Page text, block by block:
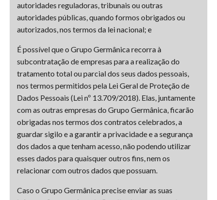
autoridades reguladoras, tribunais ou outras
autoridades públicas, quando formos obrigados ou
autorizados, nos termos da lei nacional; e
É possível que o Grupo Germânica recorra à
subcontratação de empresas para a realização do
tratamento total ou parcial dos seus dados pessoais,
nos termos permitidos pela Lei Geral de Proteção de
Dados Pessoais (Lei nº 13.709/2018). Elas, juntamente
com as outras empresas do Grupo Germânica, ficarão
obrigadas nos termos dos contratos celebrados, a
guardar sigilo e a garantir a privacidade e a segurança
dos dados a que tenham acesso, não podendo utilizar
esses dados para quaisquer outros fins, nem os
relacionar com outros dados que possuam.
Caso o Grupo Germânica precise enviar as suas